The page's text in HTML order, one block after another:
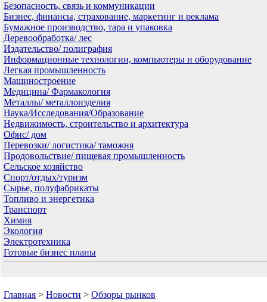
Безопасность, связь и коммуникации
Бизнес, финансы, страхование, маркетинг и реклама
Бумажное производство, тара и упаковка
Деревообработка/ лес
Издательство/ полиграфия
Информационные технологии, компьютеры и оборудование
Легкая промышленность
Машиностроение
Медицина/ Фармакология
Металлы/ металлоизделия
Наука/Исследования/Образование
Недвижимость, строительство и архитектура
Офис/ дом
Перевозки/ логистика/ таможня
Продовольствие/ пищевая промышленность
Сельское хозяйство
Спорт/отдых/туризм
Сырье, полуфабрикаты
Топливо и энергетика
Транспорт
Химия
Экология
Электротехника
Готовые бизнес планы
Главная > Новости > Обзоры рынков